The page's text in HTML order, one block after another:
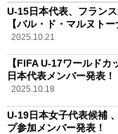
U-15日本代表、フラン
【バル・ド・マルヌトー
2025.10.21
【FIFA U-17ワールド
日本代表メンバー発表！
2025.10.18
U-19日本女子代表候補
プ参加メンバー発表！